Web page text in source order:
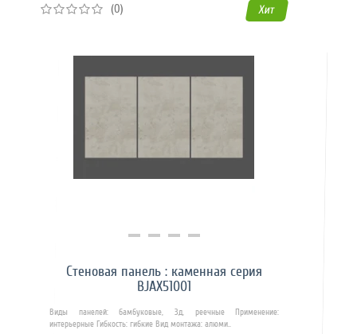
(0) Хит
Купить в 1 клик
Стеновая панель : каменная серия
BJAX51001
Виды панелей: бамбуковые, 3д, реечные Применение:
интерьерные Гибкость: гибкие Вид монтажа: алюми..